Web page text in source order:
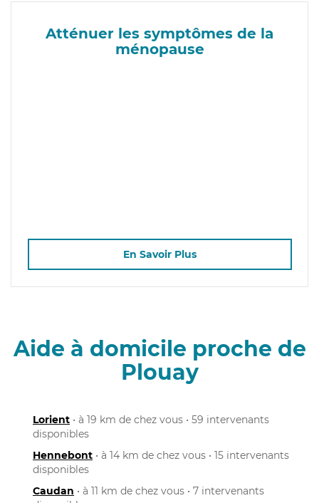
Atténuer les symptômes de la
ménopause
En Savoir Plus
Aide à domicile proche de
Plouay
Lorient • à 19 km de chez vous • 59 intervenants
disponibles
Hennebont • à 14 km de chez vous • 15 intervenants
disponibles
Caudan • à 11 km de chez vous • 7 intervenants